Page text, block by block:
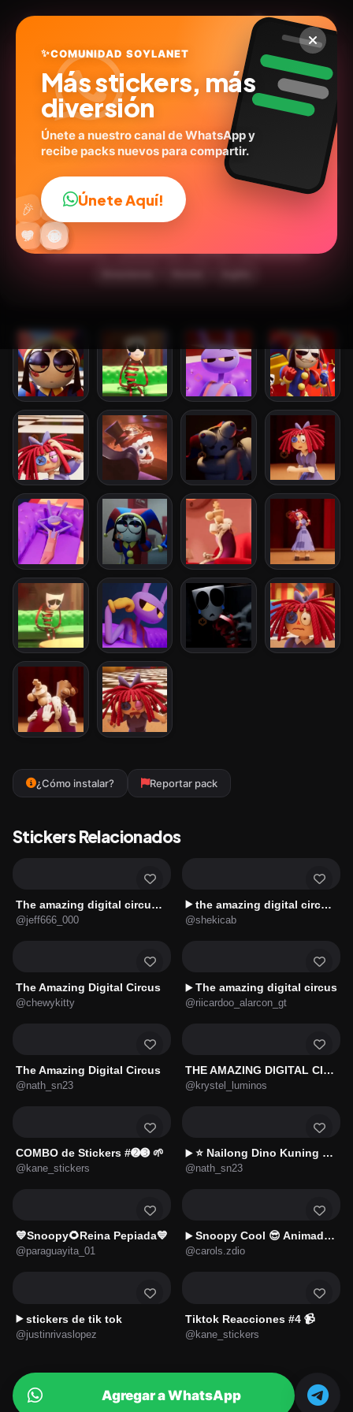
The Amazing Digital Circus
🎭
@liza_stickers
18stickers
Agregar a WhatsApp
¿Cómo instalar? Reportar pack
Stickers Relacionados
The amazing digital circus Jax
@jeff666_000
▶️ the amazing digital circus 😎
@shekicab
The Amazing Digital Circus
@chewykitty
▶️ The amazing digital circus
@riicardoo_alarcon_gt
The Amazing Digital Circus
@nath_sn23
THE AMAZING DIGITAL CIRCUS
@krystel_luminos
COMBO de Stickers #➋➌ 🌱
@kane_stickers
▶️ ⭐ Nailong Dino Kuning 🌿🦖4️⃣
@nath_sn23
💙Snoopy🌻Reina Pepiada💙
@paraguayita_01
▶️ Snoopy Cool 😎 Animado 🦴🏠
@carols.zdio
▶️ stickers de tik tok
@justinrivaslopez
Tiktok Reacciones #4 📹
@kane_stickers
😎
😂
🔥
💬
❤️ ✨
🤩
😜
🎉 👍
✨COMUNIDAD SOYLANET
Más stickers, más
diversión
Únete a nuestro canal de WhatsApp y
recibe packs nuevos para compartir.
Únete Aquí!